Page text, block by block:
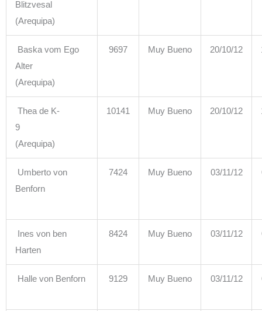
Blitzvesal
(Arequipa)
Baska vom Ego
Alter
(Arequipa)
9697 Muy Bueno 20/10/12
Thea de K-
9
(Arequipa)
10141 Muy Bueno 20/10/12
Umberto von
Benforn
7424 Muy Bueno 03/11/12
Ines von ben
Harten
8424 Muy Bueno 03/11/12
Halle von Benforn 9129 Muy Bueno 03/11/12